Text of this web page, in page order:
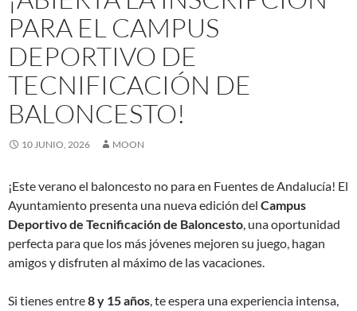
PARA EL CAMPUS
DEPORTIVO DE
TECNIFICACIÓN DE
BALONCESTO!
10 JUNIO, 2026 MOON
¡Este verano el baloncesto no para en Fuentes de Andalucía! El
Ayuntamiento presenta una nueva edición del Campus
Deportivo de Tecnificación de Baloncesto, una oportunidad
perfecta para que los más jóvenes mejoren su juego, hagan
amigos y disfruten al máximo de las vacaciones.
Si tienes entre8 y 15 años, te espera una experiencia intensa,